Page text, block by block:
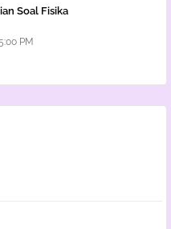
Soal Fisika
PM